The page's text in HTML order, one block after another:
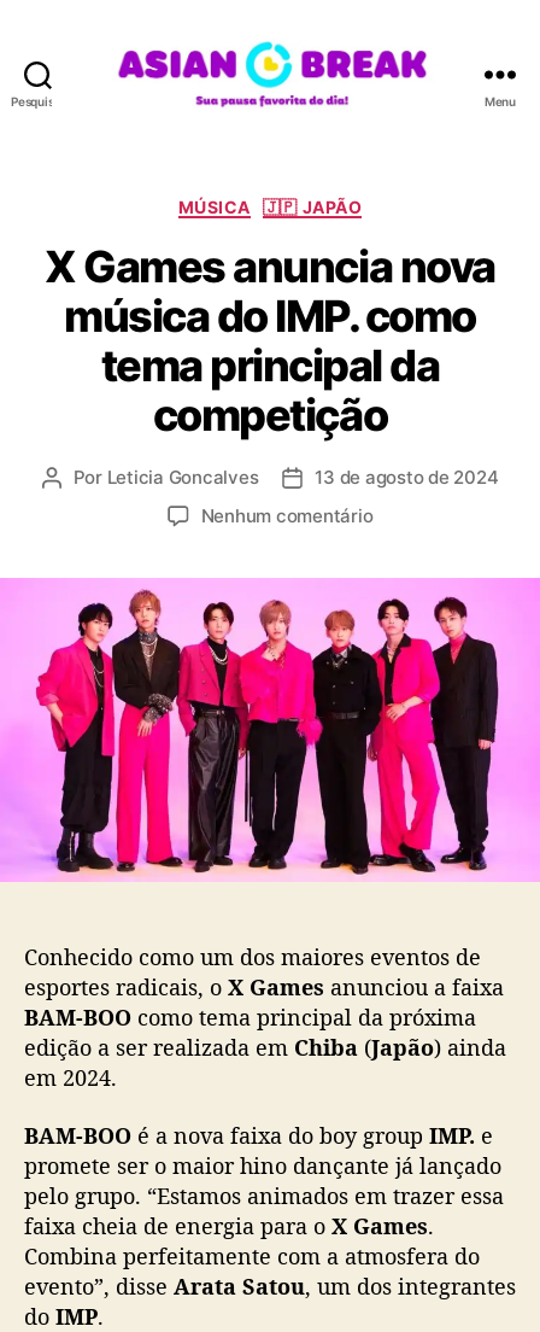
Pesquisar
A
B
R
E
A
K
Menu
C
t
e
g
o
r
i
a
MÚSICA 🇯🇵 JAPÃO
X Games anuncia nova
música do IMP. como
tema principal da
competição
A
r
p
o
s
t
Por Leticia Goncalves
D
d
e
p
l
c
a
ç
ã
o
13 de agosto de 2024
Nenhum comentárioe
a
m
e
s
a
n
u
n
c
i
a
v
a
m
ú
a
d
o
I
M
P
Conhecido como um dos maiores eventos de
esportes radicais, o X Games anunciou a faixa
BAM-BOO como tema principal da próxima
edição a ser realizada em Chiba (Japão) ainda
em 2024.
BAM-BOO é a nova faixa do boy group IMP. e
promete ser o maior hino dançante já lançado
pelo grupo. “Estamos animados em trazer essa
faixa cheia de energia para o X Games.
Combina perfeitamente com a atmosfera do
evento”, disse Arata Satou, um dos integrantes
do IMP.